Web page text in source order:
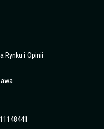
Rynku i Opinii